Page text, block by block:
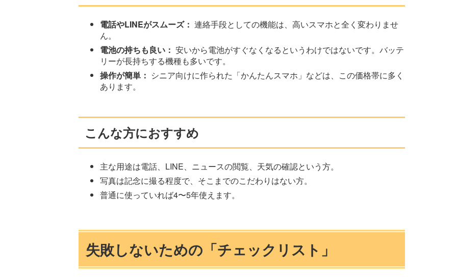
電話やLINEがスムーズ： 連絡手段としての機能は、高いスマホと全く変わりませ
ん。
電池の持ちも良い： 安いから電池がすぐなくなるというわけではないです。バッテ
リーが長持ちする機種も多いです。
操作が簡単： シニア向けに作られた「かんたんスマホ」などは、この価格帯に多く
あります。
こんな方におすすめ
主な用途は電話、LINE、ニュースの閲覧、天気の確認という方。
写真は記念に撮る程度で、そこまでのこだわりはない方。
普通に使っていれば4〜5年使えます。
失敗しないための「チェックリスト」